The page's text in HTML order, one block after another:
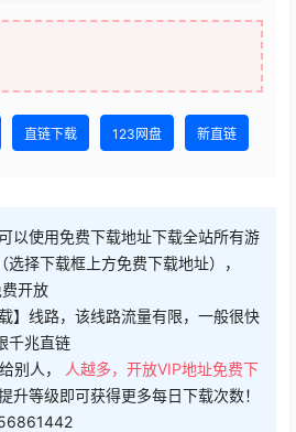
直链下载 123网盘 新直链
以使用免费下载地址下载全站所有游
择下载框上方免费下载地址），
开放
】线路，该线路流量有限，一般很快
千兆直链
别人，
人越多，开放VIP地址免费下
升等级即可获得更多每日下载次数！